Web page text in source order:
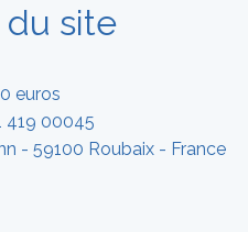
site
euros
419 00045
- 59100 Roubaix - France